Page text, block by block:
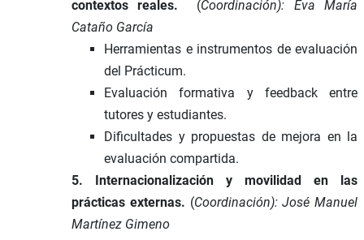
contextos reales.
(Coordinación): Eva María
Cataño García
Herramientas e instrumentos de evaluación
del Prácticum.
Evaluación formativa y feedback entre
tutores y estudiantes.
Dificultades y propuestas de mejora en la
evaluación compartida.
5. Internacionalización y movilidad en las
prácticas externas. (Coordinación): José Manuel
Martínez Gimeno